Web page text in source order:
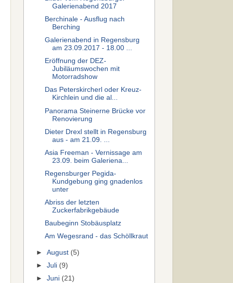
Galerienabend 2017
Berchinale - Ausflug nach
Berching
Galerienabend in Regensburg
am 23.09.2017 - 18.00 ...
Eröffnung der DEZ-
Jubiläumswochen mit
Motorradshow
Das Peterskircherl oder Kreuz-
Kirchlein und die al...
Panorama Steinerne Brücke vor
Renovierung
Dieter Drexl stellt in Regensburg
aus - am 21.09. ...
Asia Freeman - Vernissage am
23.09. beim Galeriena...
Regensburger Pegida-
Kundgebung ging gnadenlos
unter
Abriss der letzten
Zuckerfabrikgebäude
Baubeginn Stobäusplatz
Am Wegesrand - das Schöllkraut
►August (5)
►Juli (9)
►Juni (21)